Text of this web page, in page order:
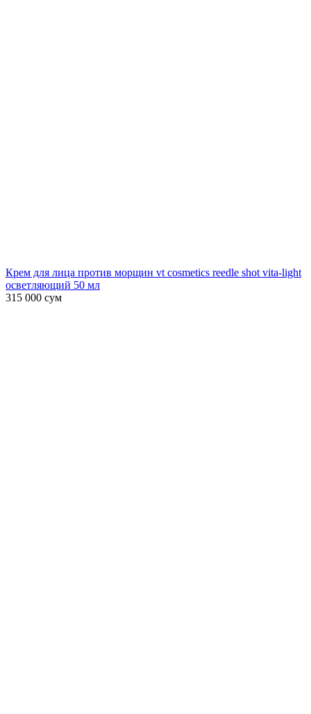
Крем для лица против морщин vt cosmetics reedle shot vita-light
осветляющий 50 мл
315 000 сум